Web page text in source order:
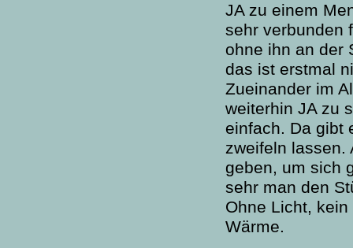
JA zu einem
sehr verbunden
ohne ihn an der
das ist erstmal
Zueinander im
weiterhin JA zu
einfach. Da gibt
zweifeln lassen.
geben, um sich
sehr man den
Ohne Licht,
Wärme.